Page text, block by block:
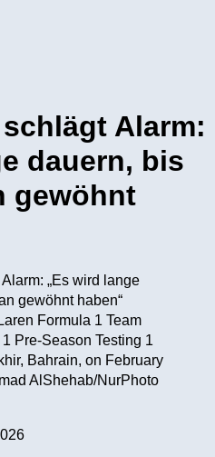
Alarm:
dauern, bis
gewöhnt
Formula 1 Team
Pre-Season Testing 1
Bahrain, on February
AlShehab/NurPhoto